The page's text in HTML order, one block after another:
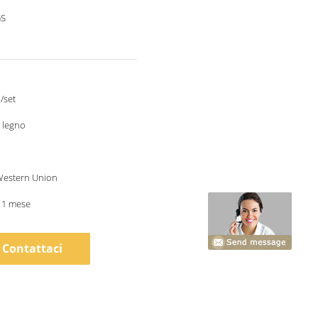
set
legno
Union
mese
Contattaci